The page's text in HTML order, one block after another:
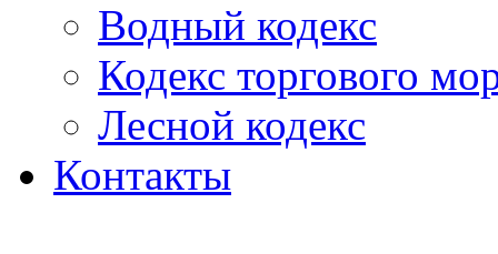
Водный кодекс
Кодекс торгового
Лесной кодекс
Контакты